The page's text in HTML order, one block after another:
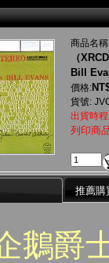
商品名
（
Bill
價格:
貨號:
出貨時
列印商
推薦購
鵝爵